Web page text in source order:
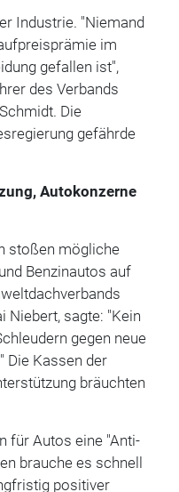
Industrie. "Niemand
im
gefallen ist",
des Verbands
Die
gefährde
Autokonzerne
stoßen mögliche
Benzinautos auf
Niebert, sagte: "Kein
gegen neue
Die Kassen der
bräuchten
für Autos eine "Anti-
brauche es schnell
positiver